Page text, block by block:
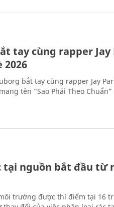
tay cùng rapper
2026
bắt tay cùng rapper Jay
tên "Sao Phải Theo
tại nguồn bắt đầu từ
trường được thí điểm tại 16